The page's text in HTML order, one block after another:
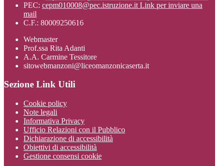
PEC: cepm010008@pec.istruzione.it Link per inviare una
mail
C.F.: 80009250616
Webmaster
Prof.ssa Rita Adanti
A.A. Carmine Tessitore
sitowebmanzoni@liceomanzonicaserta.it
Sezione Link Utili
Cookie policy
Note legali
Informativa Privacy
Ufficio Relazioni con il Pubblico
Dichiarazione di accessibilità
Obiettivi di accessibilità
Gestione consensi cookie